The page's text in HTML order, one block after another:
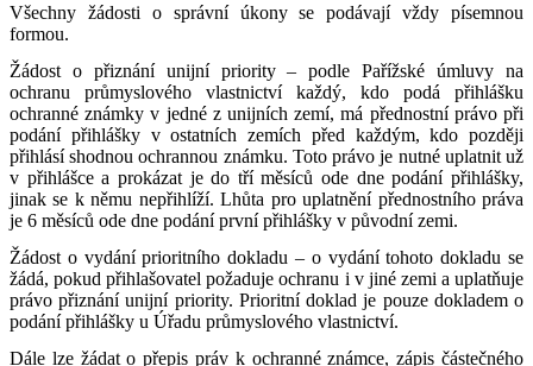
Všechny žádosti o správní úkony se podávají vždy písemnou
formou.
Žádost o přiznání unijní priority – podle Pařížské úmluvy na
ochranu průmyslového vlastnictví každý, kdo podá přihlášku
ochranné známky v jedné z unijních zemí, má přednostní právo při
podání přihlášky v ostatních zemích před každým, kdo později
přihlásí shodnou ochrannou známku. Toto právo je nutné uplatnit už
v přihlášce a prokázat je do tří měsíců ode dne podání přihlášky,
jinak se k němu nepřihlíží. Lhůta pro uplatnění přednostního práva
je 6 měsíců ode dne podání první přihlášky v původní zemi.
Žádost o vydání prioritního dokladu – o vydání tohoto dokladu se
žádá, pokud přihlašovatel požaduje ochranu i v jiné zemi a uplatňuje
právo přiznání unijní priority. Prioritní doklad je pouze dokladem o
podání přihlášky u Úřadu průmyslového vlastnictví.
Dále lze žádat o přepis práv k ochranné známce, zápis částečného